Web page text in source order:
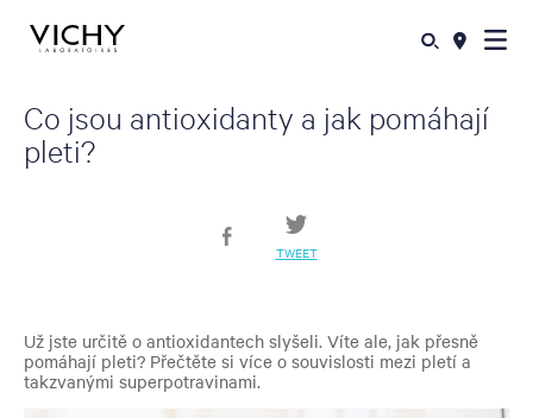
Co jsou antioxidanty a jak pomáhají
pleti?
TWEET
Už jste určitě o antioxidantech slyšeli. Víte ale, jak přesně
pomáhají pleti? Přečtěte si více o souvislosti mezi pletí a
takzvanými superpotravinami.